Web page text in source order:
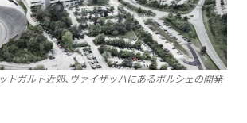
トガルト近郊、ヴァイザッハにあるポルシェの開発